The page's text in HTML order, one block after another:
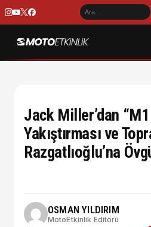
Jack Miller’dan “M1
Yakıştırması ve
Razgatlıoğlu’na
OSMAN YILDIRIM
MotoEtkinlik Editörü